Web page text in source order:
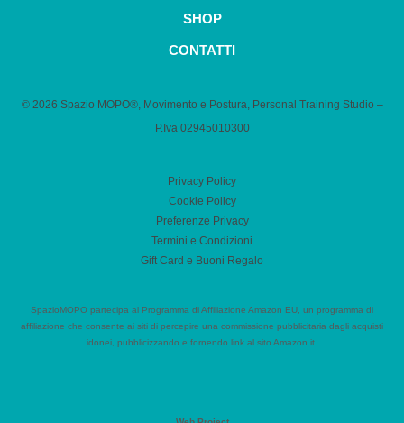
SHOP
CONTATTI
© 2026 Spazio MOPO®, Movimento e Postura, Personal Training Studio –
P.Iva 0​2945010300
Privacy Policy
Cookie Policy
Preferenze Privacy
Termini e Condizioni
Gift Card e Buoni Regalo
SpazioMOPO partecipa al Programma di Affiliazione Amazon EU, un programma di
affiliazione che consente ai siti di percepire una commissione pubblicitaria dagli acquisti
idonei, pubblicizzando e fornendo link al sito Amazon.it.